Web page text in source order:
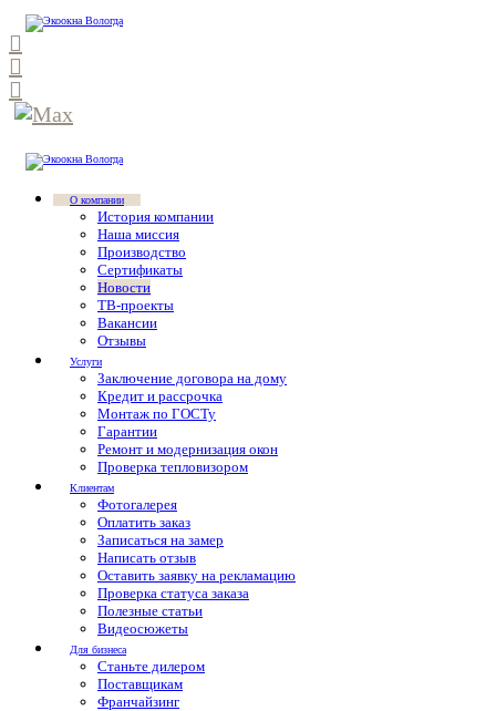
О компании
История компании
Наша миссия
Производство
Сертификаты
Новости
ТВ-проекты
Вакансии
Отзывы
Услуги
Заключение договора на дому
Кредит и рассрочка
Монтаж по ГОСТу
Гарантии
Ремонт и модернизация окон
Проверка тепловизором
Клиентам
Фотогалерея
Оплатить заказ
Записаться на замер
Написать отзыв
Оставить заявку на рекламацию
Проверка статуса заказа
Полезные статьи
Видеосюжеты
Для бизнеса
Станьте дилером
Поставщикам
Франчайзинг